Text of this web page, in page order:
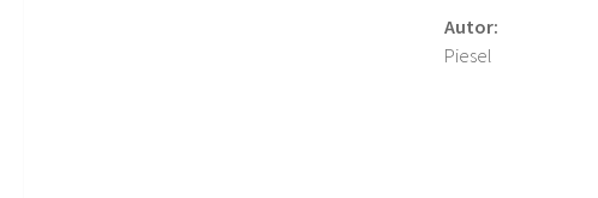
Autor:
Piesel